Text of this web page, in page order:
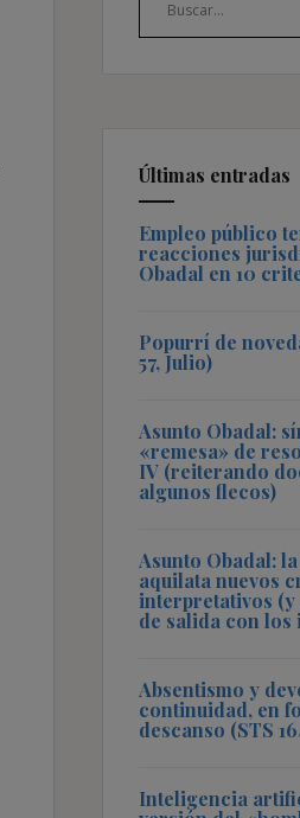
Últimas entradas
Empleo público
reacciones
Obadal en 10
Popurrí de
57, Julio)
Asunto Obadal:
«remesa» de
IV (reiterando
algunos flecos)
Asunto Obadal:
aquilata nuevos
interpretativos (y
de salida con
Absentismo y
continuidad, en
descanso (STS
Inteligencia